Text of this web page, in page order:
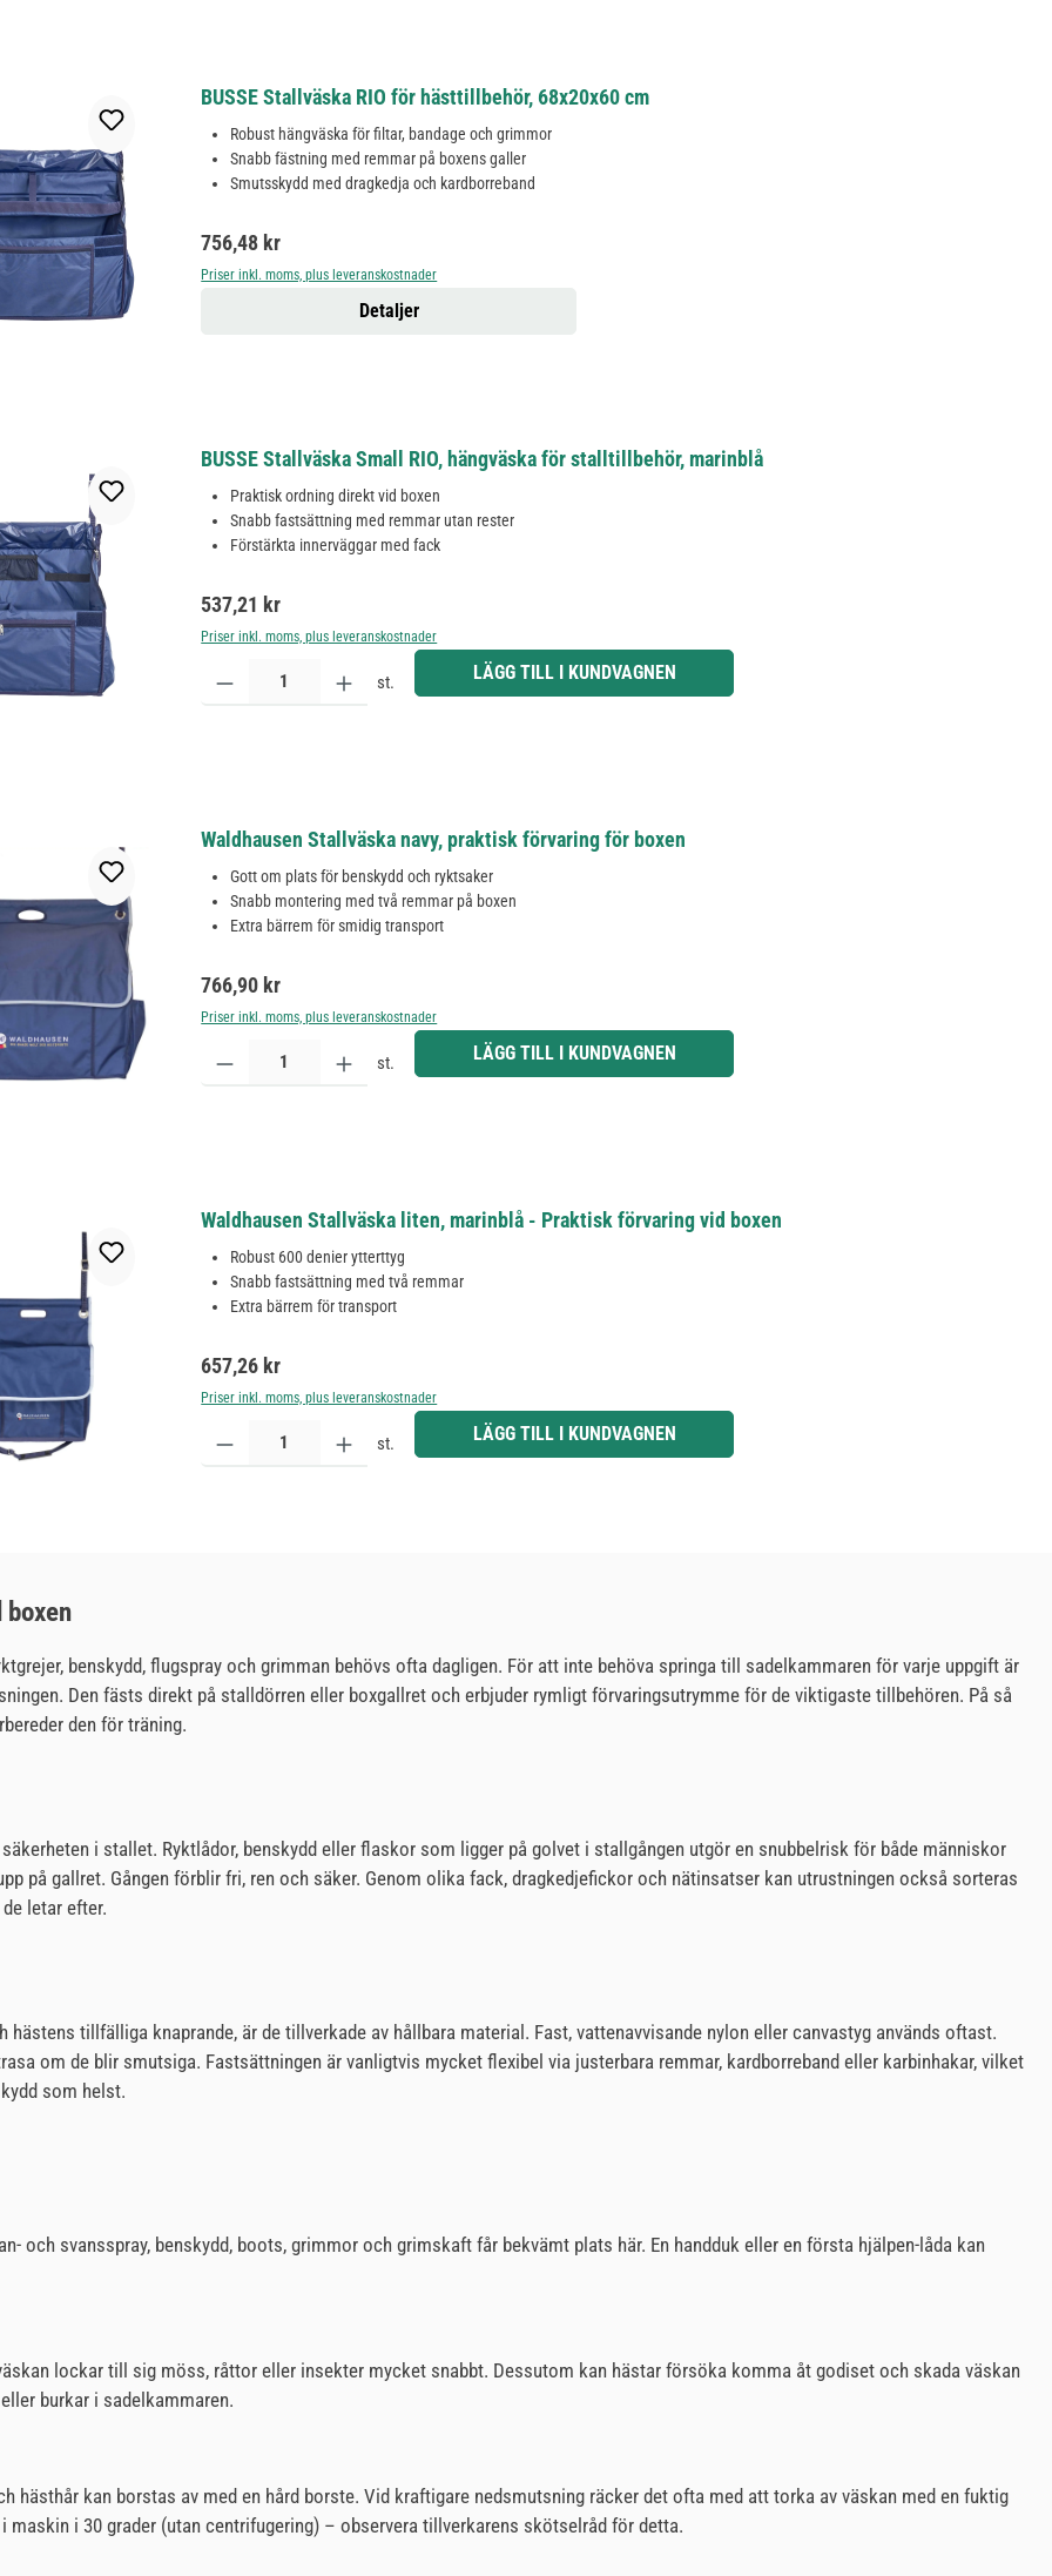
BUSSE Stallväska RIO för hästtillbehör, 68x20x60 cm
Robust hängväska för filtar, bandage och grimmor
Snabb fästning med remmar på boxens galler
Smutsskydd med dragkedja och kardborreband
Ordinarie pris:
756,48 kr
Priser inkl. moms, plus leveranskostnader
Detaljer
BUSSE Stallväska Small RIO, hängväska för stalltillbehör, marinblå
Praktisk ordning direkt vid boxen
Snabb fastsättning med remmar utan rester
Förstärkta innerväggar med fack
Ordinarie pris:
537,21 kr
Priser inkl. moms, plus leveranskostnader
Produktkvantitet: Ange önskat belopp eller använd knapparna för att öka eller minska kvantiteten.
st. LÄGG TILL I KUNDVAGNEN
Waldhausen Stallväska navy, praktisk förvaring för boxen
Gott om plats för benskydd och ryktsaker
Snabb montering med två remmar på boxen
Extra bärrem för smidig transport
Ordinarie pris:
766,90 kr
Priser inkl. moms, plus leveranskostnader
Produktkvantitet: Ange önskat belopp eller använd knapparna för att öka eller minska kvantiteten.
st. LÄGG TILL I KUNDVAGNEN
Waldhausen Stallväska liten, marinblå - Praktisk förvaring vid boxen
Robust 600 denier ytterttyg
Snabb fastsättning med två remmar
Extra bärrem för transport
Ordinarie pris:
657,26 kr
Priser inkl. moms, plus leveranskostnader
Produktkvantitet: Ange önskat belopp eller använd knapparna för att öka eller minska kvantiteten.
st. LÄGG TILL I KUNDVAGNEN
benskydd, flugspray och grimman behövs ofta dagligen. För att inte behöva springa till sadelkammaren för varje uppgift är
Den fästs direkt på stalldörren eller boxgallret och erbjuder rymligt förvaringsutrymme för de viktigaste tillbehören. På så
den för träning.
i stallet. Ryktlådor, benskydd eller flaskor som ligger på golvet i stallgången utgör en snubbelrisk för både människor
på gallret. Gången förblir fri, ren och säker. Genom olika fack, dragkedjefickor och nätinsatser kan utrustningen också sorteras
letar efter.
tillfälliga knaprande, är de tillverkade av hållbara material. Fast, vattenavvisande nylon eller canvastyg används oftast.
om de blir smutsiga. Fastsättningen är vanligtvis mycket flexibel via justerbara remmar, kardborreband eller karbinhakar, vilket
som helst.
och svansspray, benskydd, boots, grimmor och grimskaft får bekvämt plats här. En handduk eller en första hjälpen-låda kan
lockar till sig möss, råttor eller insekter mycket snabbt. Dessutom kan hästar försöka komma åt godiset och skada väskan
burkar i sadelkammaren.
kan borstas av med en hård borste. Vid kraftigare nedsmutsning räcker det ofta med att torka av väskan med en fuktig
i 30 grader (utan centrifugering) – observera tillverkarens skötselråd för detta.